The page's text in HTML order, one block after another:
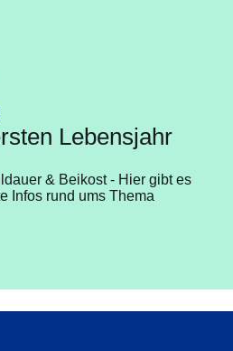
Lebensjahr
& Beikost - Hier gibt es
Infos rund ums Thema